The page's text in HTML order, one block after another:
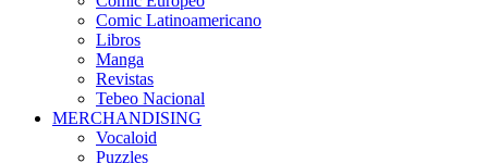
Comic Latinoamericano
Libros
Manga
Revistas
Tebeo Nacional
MERCHANDISING
Vocaloid
Puzzles